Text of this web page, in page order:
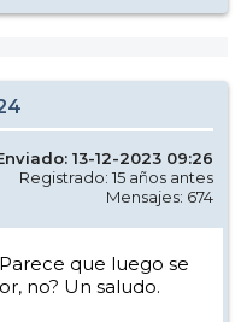
13-12-2023 09:26
Registrado: 15 años antes
Mensajes: 674
que luego se
no? Un saludo.